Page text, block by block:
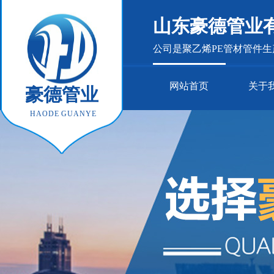
豪德管业
HAODE GUANYE
山东豪德管业
公司是聚乙烯PE管材管件
网站首页 关于